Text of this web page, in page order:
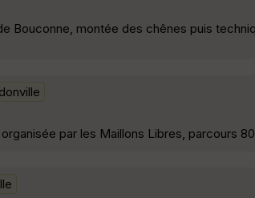
Bouconne, montée des chênes puis
par les Maillons Libres, parcours